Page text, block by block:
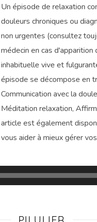
Un épisode de relaxation
douleurs chroniques ou
non urgentes (consultez
médecin en cas d'apparition
inhabituelle vive et
épisode se décompose en
Communication avec la
Méditation relaxation,
article est également
vous aider à mieux gérer